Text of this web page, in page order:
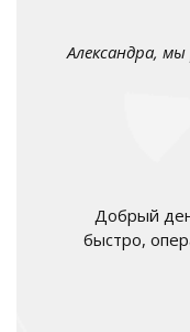
Александра,
Добрый
быстро,